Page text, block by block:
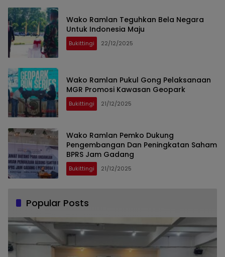
Wako Ramlan Teguhkan Bela Negara
Untuk Indonesia Maju
Bukittingi 22/12/2025
Wako Ramlan Pukul Gong Pelaksanaan
MGR Promosi Kawasan Geopark
Bukittingi 21/12/2025
Wako Ramlan Pemko Dukung
Pengembangan Dan Peningkatan Saham
BPRS Jam Gadang
Bukittingi 21/12/2025
Popular Posts